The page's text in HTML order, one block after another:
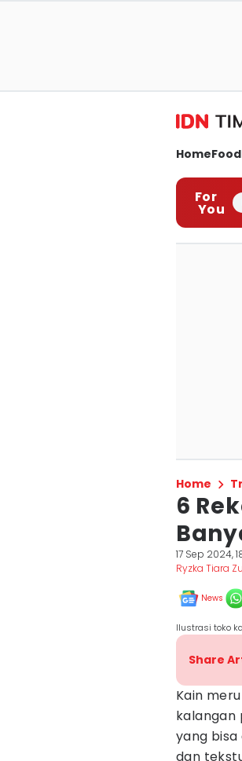
HomeFood
For
You
Home
6
17 Sep 2024,
Ryzka Tiara
News
Ilustrasi toko
Share
Kain
kalangan
yang
dan